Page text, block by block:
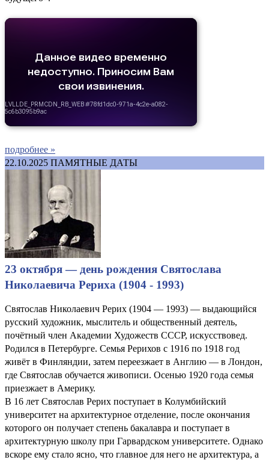
подробнее »
22.10.2025 ПАМЯТНЫЕ ДАТЫ
23 октября — день рождения Святослава
Николаевича Рериха (1904 - 1993)
Святослав Николаевич Рерих (1904 — 1993) — выдающийся
русский художник, мыслитель и общественный деятель,
почётный член Академии Художеств СССР, искусствовед.
Родился в Петербурге. Семья Рерихов с 1916 по 1918 год
живёт в Финляндии, затем переезжает в Англию — в Лондон,
где Святослав обучается живописи. Осенью 1920 года семья
приезжает в Америку.
В 16 лет Святослав Рерих поступает в Колумбийский
университет на архитектурное отделение, после окончания
которого он получает степень бакалавра и поступает в
архитектурную школу при Гарвардском университете. Однако
вскоре ему стало ясно, что главное для него не архитектура, а